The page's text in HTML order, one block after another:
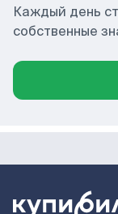
Каждый день
собственные